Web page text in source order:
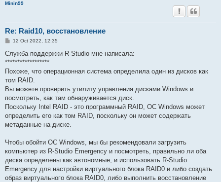
Minin99
Re: Raid10, восстановление
P
s
12 Oct 2022, 12:35
Служба поддержки R-Studio мне написала:
******************
Похоже, что операционная система определила один из дисков как
том RAID.
Вы можете проверить утилиту управления дисками Windows и
посмотреть, как там обнаруживается диск.
Поскольку Intel RAID - это программный RAID, ОС Windows может
определить его как том RAID, поскольку он может содержать
метаданные на диске.
Чтобы обойти ОС Windows, мы бы рекомендовали загрузить
компьютер из R-Studio Emergency и посмотреть, правильно ли оба
диска определены как автономные, и использовать R-Studio
Emergency для настройки виртуального блока RAID0 и либо создать
образ виртуального блока RAID0, либо выполнить восстановление